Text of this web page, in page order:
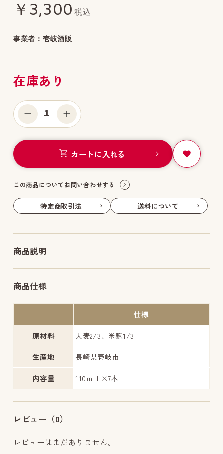
￥3,300 税込
事業者： 壱岐酒販
在庫あり
1
カートに入れる
この商品についてお問い合わせする
特定商取引法 送料について
商品説明
商品仕様
仕様
原材料 大麦2/3、米麹1/3
生産地 長崎県壱岐市
内容量 110ｍｌ×7本
レビュー（0）
レビューはまだありません。